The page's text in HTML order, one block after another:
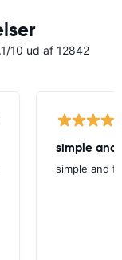
10 ud af 12842
simple and
simple and